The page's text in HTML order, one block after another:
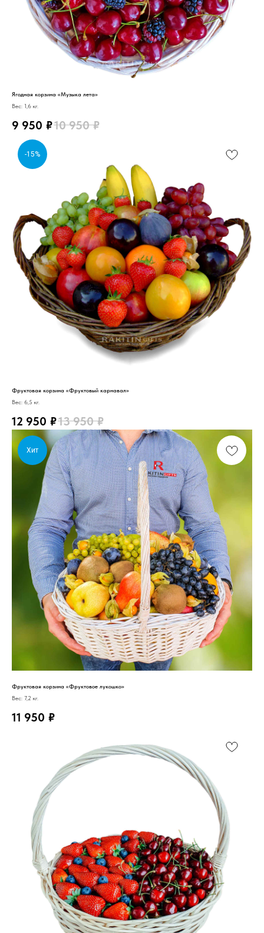
Ягодная корзина «Музыка лета»
Вес: 1,6 кг.
9 950 ₽10 950 ₽
-15%
Фруктовая корзина «Фруктовый карнавал»
Вес: 6,5 кг.
12 950 ₽13 950 ₽
Хит
Фруктовая корзина «Фруктовое лукошко»
Вес: 7,2 кг.
11 950 ₽